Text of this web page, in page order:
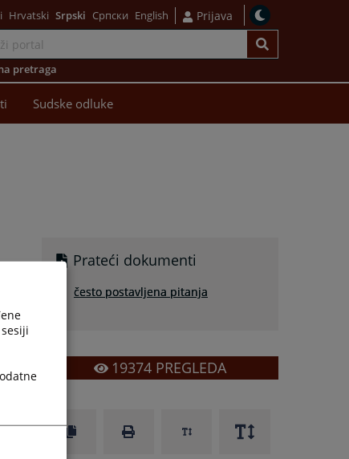
Hrvatski Srpski Српски English Prijava
pretraga
Sudske odluke
Prateći dokumenti
često postavljena pitanja
19374PREGLEDA